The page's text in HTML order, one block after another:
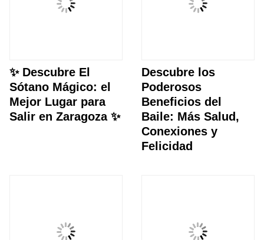
✨ Descubre El
Sótano Mágico: el
Mejor Lugar para
Salir en Zaragoza ✨
Descubre los
Poderosos
Beneficios del
Baile: Más Salud,
Conexiones y
Felicidad